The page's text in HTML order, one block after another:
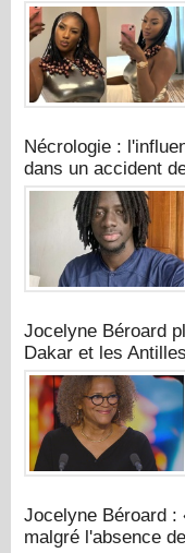
Nécrologie :
dans un accident
Jocelyne Béroard
Dakar et les Antilles
Jocelyne Béroard :
malgré l'absence